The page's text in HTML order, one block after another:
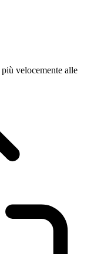
velocemente alle